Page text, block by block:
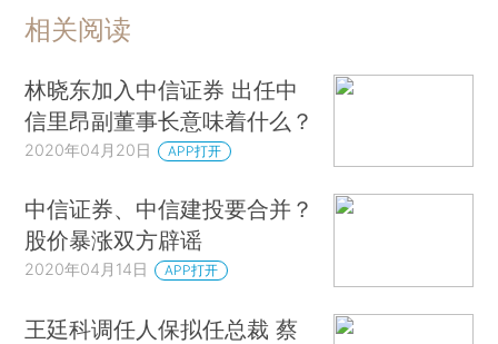
相关阅读
林晓东加入中信证券 出任中
信里昂副董事长意味着什么？
2020年04月20日 APP打开
中信证券、中信建投要合并？
股价暴涨双方辟谣
2020年04月14日 APP打开
王廷科调任人保拟任总裁 蔡